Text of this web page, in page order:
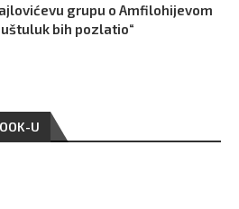
grupu o Amfilohijevom
bih pozlatio“
U